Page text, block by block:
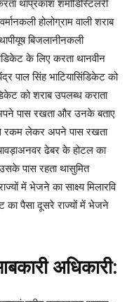
थाप्रकाश शर्माडिस्टिलरी
होलोग्राम वाली शराब
बिजलानीनकली
के लिए करता थानवीन
पाल सिंह भाटियासिंडिकेट को
को शराब उपलब्ध कराता
पास रखता और उनके बताए
से रकम लेकर अपने पास रखता
ढेबर के होटल का
पास रहता थासुमित
में भेजने का साक्ष्य मिलारवि
का पैसा दूसरे राज्यों में भेजने
अधिकारी: